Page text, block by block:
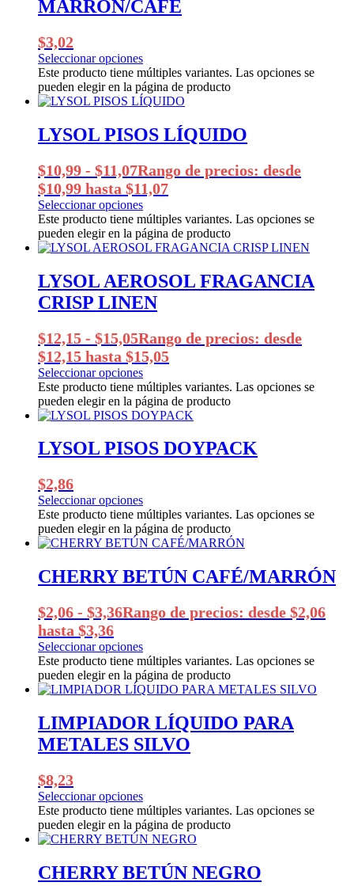
MARRÓN/CAFÉ
$3,02
Seleccionar opciones
Este producto tiene múltiples variantes. Las opciones se
pueden elegir en la página de producto
LYSOL PISOS LÍQUIDO
$10,99 - $11,07Rango de precios: desde
$10,99 hasta $11,07
Seleccionar opciones
Este producto tiene múltiples variantes. Las opciones se
pueden elegir en la página de producto
LYSOL AEROSOL FRAGANCIA
CRISP LINEN
$12,15 - $15,05Rango de precios: desde
$12,15 hasta $15,05
Seleccionar opciones
Este producto tiene múltiples variantes. Las opciones se
pueden elegir en la página de producto
LYSOL PISOS DOYPACK
$2,86
Seleccionar opciones
Este producto tiene múltiples variantes. Las opciones se
pueden elegir en la página de producto
CHERRY BETÚN CAFÉ/MARRÓN
$2,06 - $3,36Rango de precios: desde $2,06
hasta $3,36
Seleccionar opciones
Este producto tiene múltiples variantes. Las opciones se
pueden elegir en la página de producto
LIMPIADOR LÍQUIDO PARA
METALES SILVO
$8,23
Seleccionar opciones
Este producto tiene múltiples variantes. Las opciones se
pueden elegir en la página de producto
CHERRY BETÚN NEGRO